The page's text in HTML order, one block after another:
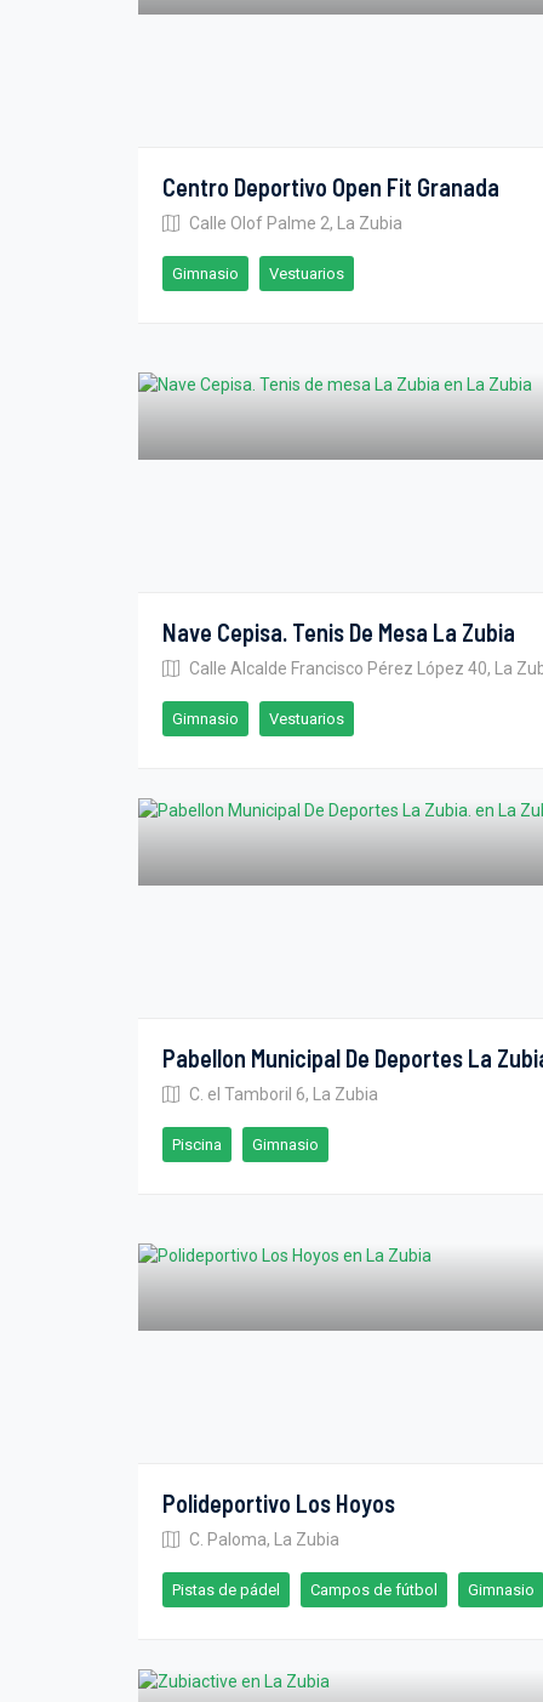
Centro Deportivo Open Fit Granada
Calle Olof Palme 2, La Zubia
Gimnasio Vestuarios
Nave Cepisa. Tenis De Mesa La Zubia
Calle Alcalde Francisco Pérez López 40, La
Gimnasio Vestuarios
Pabellon Municipal De Deportes La
C. el Tamboril 6, La Zubia
Piscina Gimnasio
Polideportivo Los Hoyos
C. Paloma, La Zubia
Pistas de pádel Campos de fútbol Gimnasio